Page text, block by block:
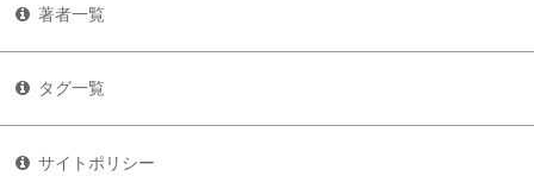
著者一覧
タグ一覧
サイトポリシー